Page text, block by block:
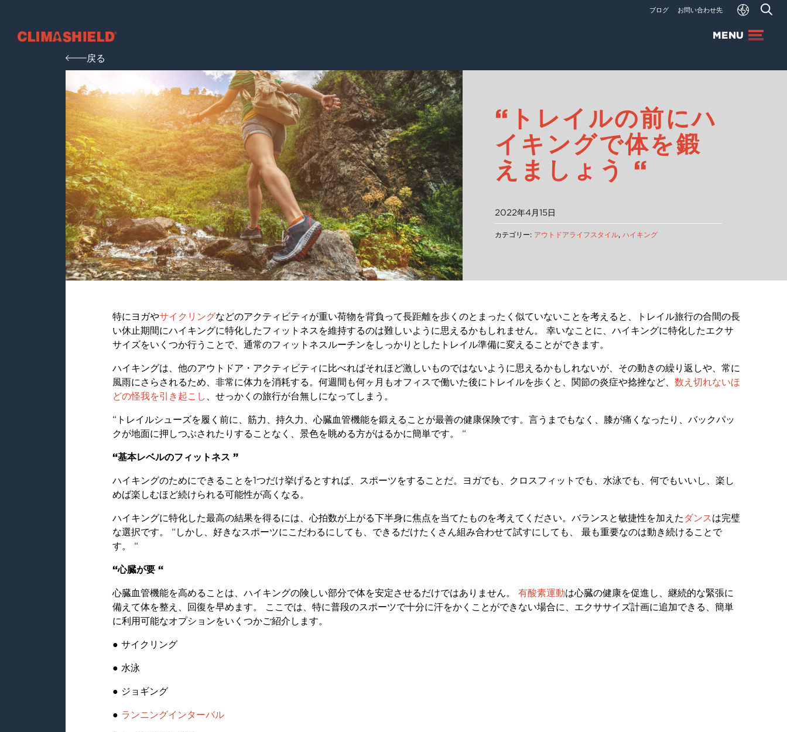
ブログ お問い合わせ先
Climashield® MENU
戻る
“トレイルの前にハ
イキングで体を鍛
えましょう “
2022年4月15日
カテゴリー: アウトドアライフスタイル,ハイキング
特にヨガやサイクリングなどのアクティビティが重い荷物を背負って長距離を歩くのとまったく似ていないことを考えると、トレイル旅行の合間の長
い休止期間にハイキングに特化したフィットネスを維持するのは難しいように思えるかもしれません。 幸いなことに、ハイキングに特化したエクサ
サイズをいくつか行うことで、通常のフィットネスルーチンをしっかりとしたトレイル準備に変えることができます。
ハイキングは、他のアウトドア・アクティビティに比べればそれほど激しいものではないように思えるかもしれないが、その動きの繰り返しや、常に
風雨にさらされるため、非常に体力を消耗する。何週間も何ヶ月もオフィスで働いた後にトレイルを歩くと、関節の炎症や捻挫など、 数え切れないほ
どの怪我を引き起こし 、せっかくの旅行が台無しになってしまう。
“トレイルシューズを履く前に、筋力、持久力、心臓血管機能を鍛えることが最善の健康保険です。言うまでもなく、膝が痛くなったり、バックパッ
クが地面に押しつぶされたりすることなく、景色を眺める方がはるかに簡単です。 “
“基本レベルのフィットネス ”
ハイキングのためにできることを1つだけ挙げるとすれば、スポーツをすることだ。ヨガでも、クロスフィットでも、水泳でも、何でもいいし、楽し
めば楽しむほど続けられる可能性が高くなる。
ハイキングに特化した最高の結果を得るには、心拍数が上がる下半身に焦点を当てたものを考えてください。バランスと敏捷性を加えた ダンスは完璧
な選択です。 “しかし、好きなスポーツにこだわるにしても、できるだけたくさん組み合わせて試すにしても、 最も重要なのは動き続けることで
す。 “
“心臓が要 “
心臓血管機能を高めることは、ハイキングの険しい部分で体を安定させるだけではありません。 有酸素運動は心臓の健康を促進し、継続的な緊張に
備えて体を整え、回復を早めます。 ここでは、特に普段のスポーツで十分に汗をかくことができない場合に、エクササイズ計画に追加できる、簡単
に利用可能なオプションをいくつかご紹介します。
● サイクリング
● 水泳
● ジョギング
● ランニングインターバル